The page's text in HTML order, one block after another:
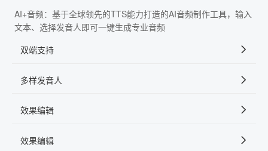
AI+音频：基于全球领先的TTS能力打造的AI音频制作工具，输入
文本、选择发音人即可一键生成专业音频
双端支持
多样发音人
效果编辑
效果编辑